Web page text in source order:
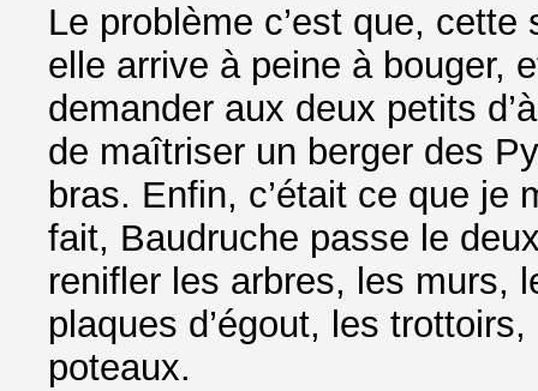
Le problème c’est que,
elle arrive à peine à bouger,
demander aux deux petits
de maîtriser un berger des
bras. Enfin, c’était ce que je
fait, Baudruche passe le
renifler les arbres, les murs,
plaques d’égout, les
poteaux.